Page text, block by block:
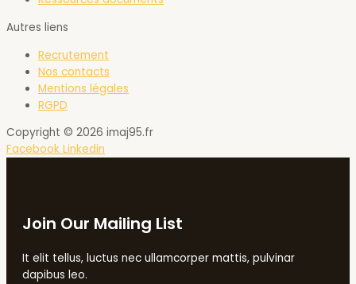
Autres liens
Recrutement
Nos contacts
Mentions légales
RGPD
Copyright © 2026 imaj95.fr
Facebook Linkedin
Join Our Mailing List
It elit tellus, luctus nec ullamcorper mattis, pulvinar
dapibus leo.